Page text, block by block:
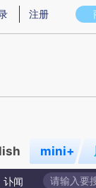
图存在偏差。不代
注册
mini+
讣闻